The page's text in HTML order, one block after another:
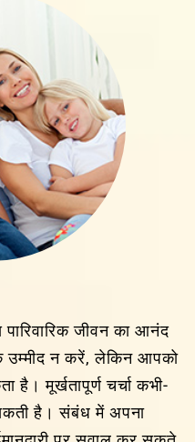
जीवन का आनंद
उम्मीद न करें, लेकिन आपको
मूर्खतापूर्ण चर्चा कभी-
है। संबंध में अपना